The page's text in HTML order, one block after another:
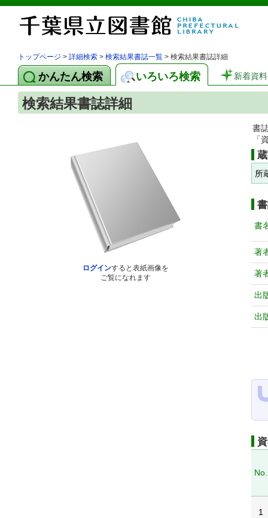
トップページ > 詳細検索 > 検索結果書誌一覧 > 検索結果書誌詳細
かんたん検索 いろいろ検索 新着資料
検索結果書誌詳細
ログインすると表紙画像を
ご覧になれます
書
「
所
書
著
著
出
出
No.
1